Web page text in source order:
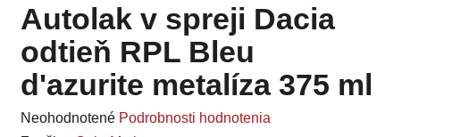
Autolak v spreji Dacia
odtieň RPL Bleu
d'azurite metalíza 375 ml
Priemerné
Neohodnotené Podrobnosti hodnotenia